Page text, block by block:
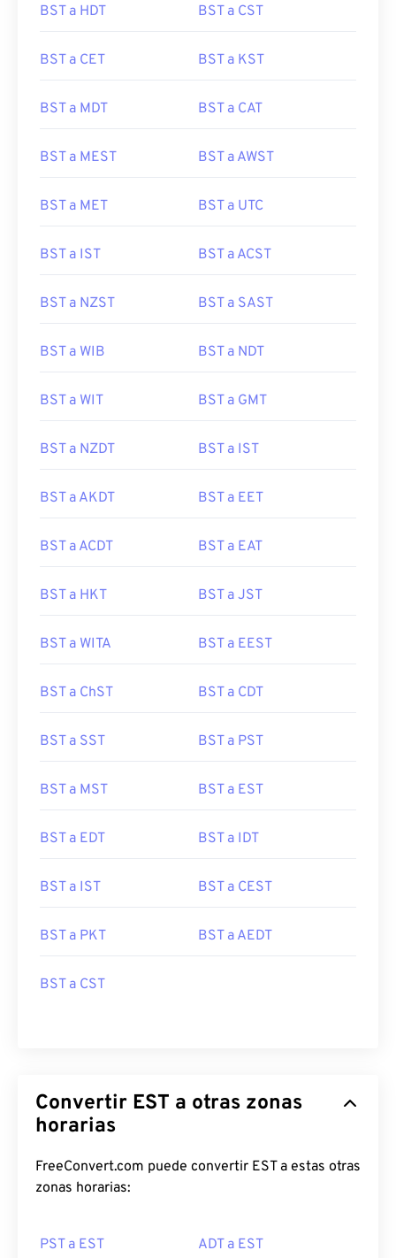
BST a HDT BST a CST
BST a CET BST a KST
BST a MDT BST a CAT
BST a MEST BST a AWST
BST a MET BST a UTC
BST a IST BST a ACST
BST a NZST BST a SAST
BST a WIB BST a NDT
BST a WIT BST a GMT
BST a NZDT BST a IST
BST a AKDT BST a EET
BST a ACDT BST a EAT
BST a HKT BST a JST
BST a WITA BST a EEST
BST a ChST BST a CDT
BST a SST BST a PST
BST a MST BST a EST
BST a EDT BST a IDT
BST a IST BST a CEST
BST a PKT BST a AEDT
BST a CST
Convertir EST a otras zonas
horarias
FreeConvert.com puede convertir EST a estas otras
zonas horarias:
PST a EST ADT a EST